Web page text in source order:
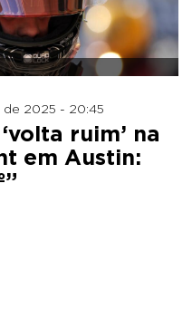
de 2025 - 20:45
ruim’ na
em Austin: